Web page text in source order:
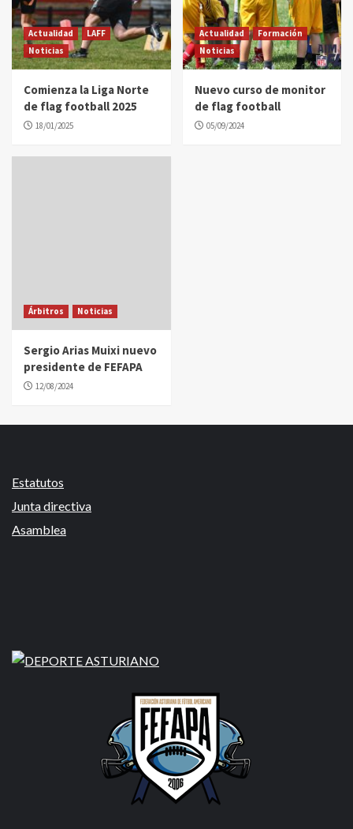
Actualidad
LAFF
Noticias
Comienza la Liga Norte
de flag football 2025
18/01/2025
Actualidad
Formación
Noticias
Nuevo curso de monitor
de flag football
05/09/2024
Árbitros Noticias
Sergio Arias Muixi nuevo
presidente de FEFAPA
12/08/2024
Estatutos
Junta directiva
Asamblea